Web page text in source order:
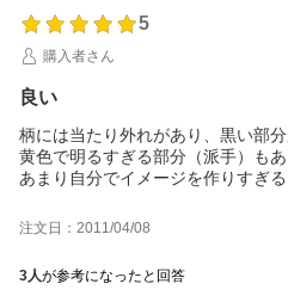
から時々出して眺めています。ま
ちなみにレビュー特典はグリーン
のロゴが入ったものでした。
【追記：使用後1週間】
お財布を実際に使いだしてからの
きたこともあってさほど商品画像
てきました。鞄からのぞく姿も取
ります。長財布を使うのは初めて
すが紙幣は取り出しやすいですね
丈夫でした。小銭パンパンだと少
でなければ問題ないかと思いまし
の4枚ほどしか入れていないので
ん。表面の手触りも良く本当に購
5
購入者さん
良い
柄には当たり外れがあり、黒い部
黄色で明るすぎる部分（派手）もあ
あまり自分でイメージを作りすぎ
決して安くはないので、店舗に行
とても煌びやかなので人目に付け
注文日：2011/04/08
3人が参考になったと回答